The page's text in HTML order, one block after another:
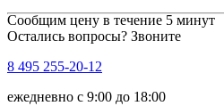
Сообщим цену в течение 5 минут
Остались вопросы? Звоните
8 495 255-20-12
ежедневно с 9:00 до 18:00